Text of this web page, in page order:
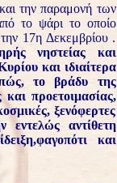
την παραμονή των
το ψάρι το οποίο
17η Δεκεμβρίου .
νηστείας και
και ιδιαίτερα
το βράδυ της
προετοιμασίας,
ξενόφερτες
εντελώς αντίθετη
και